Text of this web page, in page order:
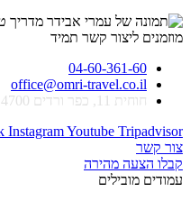
מוזמנים ליצור קשר תמיד
04-60-361-60
office@omri-travel.co.il
חוחית 11, כפר ורדים 2514700
InstagramYoutube Tripadvisor
צור קשר
קבלו הצעה מהירה
עמודים מובילים